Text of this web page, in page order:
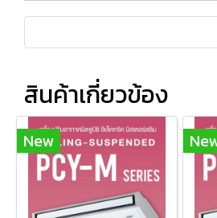
สินค้าเกี่ยวข้อง
New